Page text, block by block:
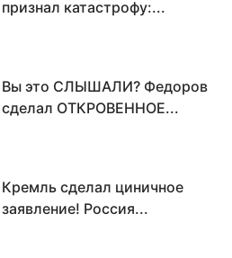
признал катастрофу:...
Вы это СЛЫШАЛИ? Федоров
сделал ОТКРОВЕННОЕ...
Кремль сделал циничное
заявление! Россия...